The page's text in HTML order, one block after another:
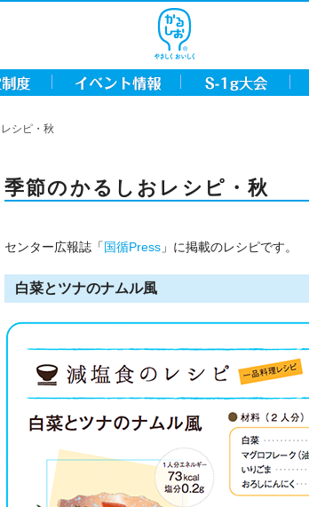
シピ・秋
季節のかるしおレシピ・秋
センター広報誌「国循Press 」に掲載のレシピです。
白菜とツナのナムル風